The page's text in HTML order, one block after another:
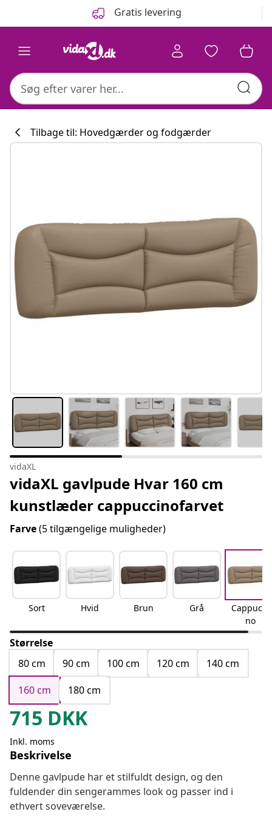
Gratis levering
Tilbage til: Hovedgærder og fodgærder
vidaXL
vidaXL gavlpude Hvar 160 cm
kunstlæder cappuccinofarvet
Farve(5 tilgængelige muligheder)
Sort Hvid Brun Grå
Cappucci
no
Størrelse
80 cm
90 cm 100 cm 120 cm
140 cm
160 cm
180 cm
715 DKK
Inkl. moms
Beskrivelse
Denne gavlpude har et stilfuldt design, og den
fuldender din sengerammes look og passer ind i
ethvert soveværelse.